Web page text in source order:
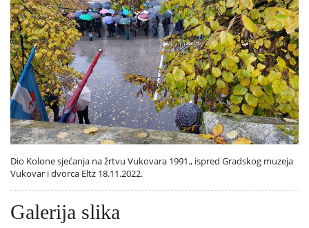
Dio Kolone sjećanja na žrtvu Vukovara 1991., ispred Gradskog muzeja
Vukovar i dvorca Eltz 18.11.2022.
Galerija slika